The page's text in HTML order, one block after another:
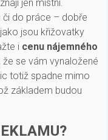
jen místní.
či do práce – dobře
jsou křižovatky
i cenu nájemného
se vám vynaložené
totiž spadne mimo
základem budou